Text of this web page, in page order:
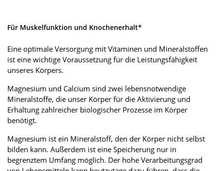
Für Muskelfunktion und Knochenerhalt*
Eine optimale Versorgung mit Vitaminen und Mineralstoffen
ist eine wichtige Voraussetzung für die Leistungsfähigkeit
unseres Körpers.
Magnesium und Calcium sind zwei lebensnotwendige
Mineralstoffe, die unser Körper für die Aktivierung und
Erhaltung zahlreicher biologischer Prozesse im Körper
benötigt.
Magnesium ist ein Mineralstoff, den der Körper nicht selbst
bilden kann. Außerdem ist eine Speicherung nur in
begrenztem Umfang möglich. Der hohe Verarbeitungsgrad